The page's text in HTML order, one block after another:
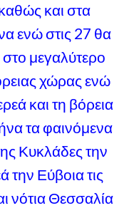
και στα
ενώ στις 27 θα
μεγαλύτερο
χώρας ενώ
και τη βόρεια
τα φαινόμενα
Κυκλάδες την
την Εύβοια τις
νότια Θεσσαλία